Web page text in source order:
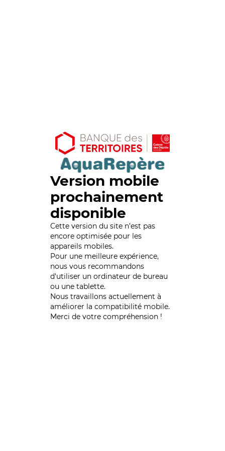
Version mobile
prochainement
disponible
Cette version du site n’est pas
encore optimisée pour les
appareils mobiles.
Pour une meilleure expérience,
nous vous recommandons
d'utiliser un ordinateur de bureau
ou une tablette.
Nous travaillons actuellement à
améliorer la compatibilité mobile.
Merci de votre compréhension !